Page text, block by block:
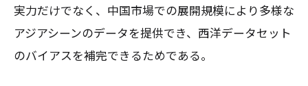
実力だけでなく、中国市場での展開規模により多様な
アジアシーンのデータを提供でき、西洋データセット
のバイアスを補完できるためである。